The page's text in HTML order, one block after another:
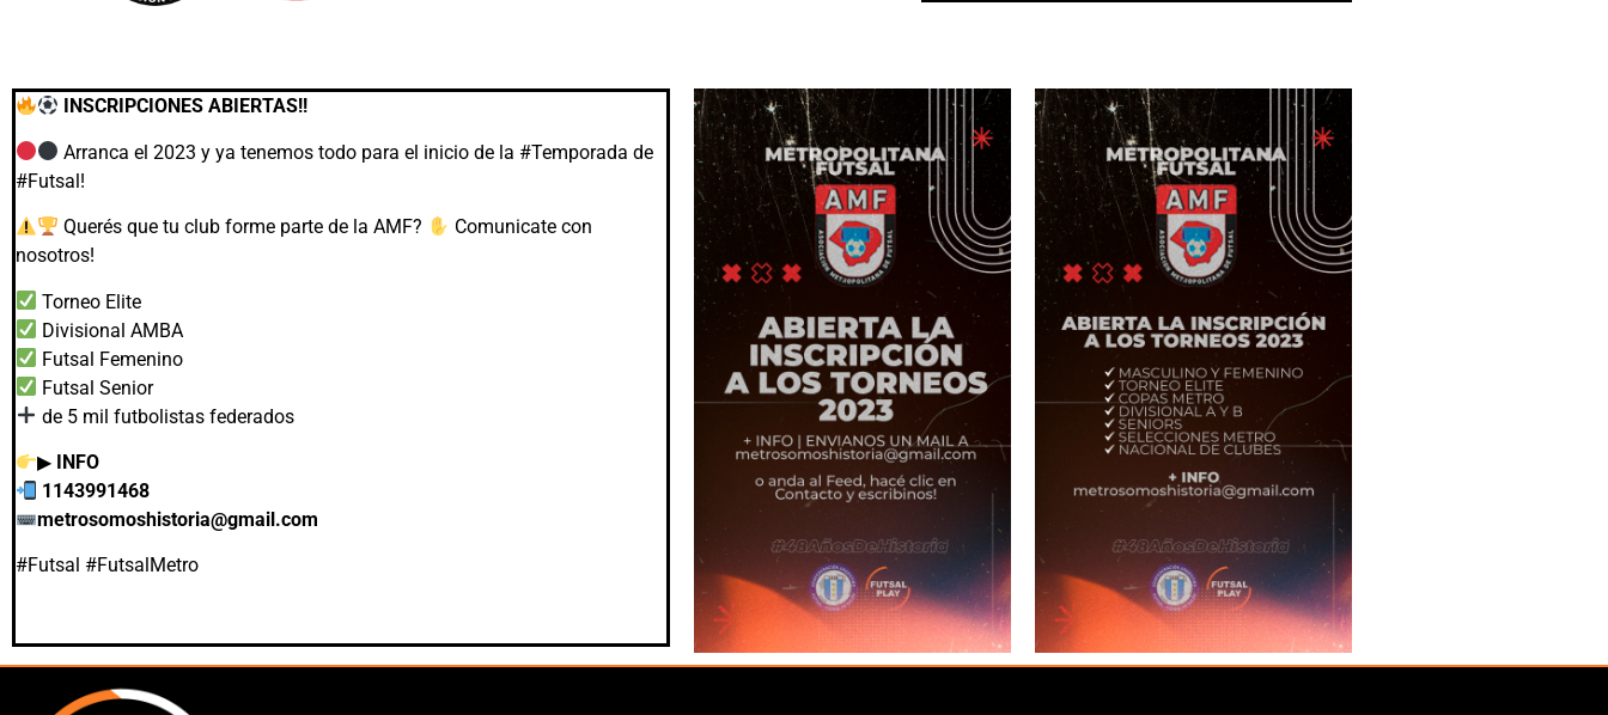
INSCRIPCIONES ABIERTAS!!
Arranca el 2023 y ya tenemos todo para el inicio de la #Temporada de
#Futsal!
Querés que tu club forme parte de la AMF?
Comunicate con
nosotros!
Torneo Elite
Divisional AMBA
Futsal Femenino
Futsal Senior
de 5 mil futbolistas federados
▶ INFO
1143991468
metrosomoshistoria@gmail.com
#Futsal #FutsalMetro